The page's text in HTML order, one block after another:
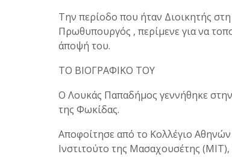
Την περίοδο που ήταν Διοικητής
Πρωθυπουργός , περίμενε για να
άποψή του.
ΤΟ ΒΙΟΓΡΑΦΙΚΟ ΤΟΥ
Ο Λουκάς Παπαδήμος γεννήθηκε
της Φωκίδας.
Αποφοίτησε από το Κολλέγιο
Ινστιτούτο της Μασαχουσέτης